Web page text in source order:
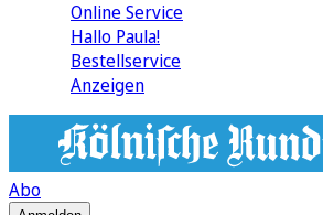
Online Service
Hallo Paula!
Bestellservice
Anzeigen
Abo